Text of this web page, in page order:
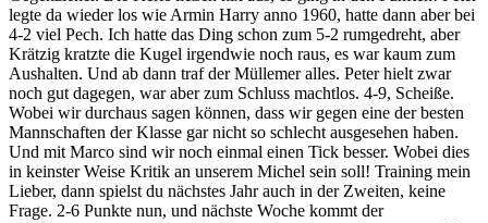
legte da wieder los wie Armin Harry anno 1960, hatte dann aber bei
4-2 viel Pech. Ich hatte das Ding schon zum 5-2 rumgedreht, aber
Krätzig kratzte die Kugel irgendwie noch raus, es war kaum zum
Aushalten. Und ab dann traf der Müllemer alles. Peter hielt zwar
noch gut dagegen, war aber zum Schluss machtlos. 4-9, Scheiße.
Wobei wir durchaus sagen können, dass wir gegen eine der besten
Mannschaften der Klasse gar nicht so schlecht ausgesehen haben.
Und mit Marco sind wir noch einmal einen Tick besser. Wobei dies
in keinster Weise Kritik an unserem Michel sein soll! Training mein
Lieber, dann spielst du nächstes Jahr auch in der Zweiten, keine
Frage. 2-6 Punkte nun, und nächste Woche kommt der